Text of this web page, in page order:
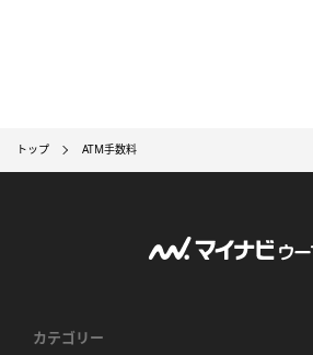
トップ ATM手数料
カテゴリー